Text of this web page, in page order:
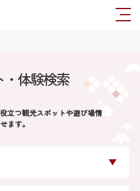
・体験検索
立つ観光スポットや遊び場情
ます。